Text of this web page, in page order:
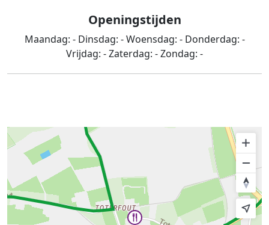
Openingstijden
Maandag: - Dinsdag: -Woensdag: - Donderdag: -
Vrijdag: -Zaterdag: -Zondag: -